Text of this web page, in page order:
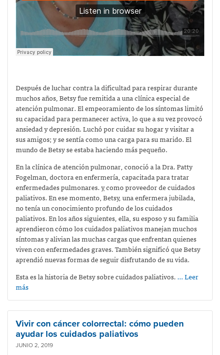
Después de luchar contra la dificultad para respirar durante
muchos años, Betsy fue remitida a una clínica especial de
atención pulmonar. El empeoramiento de los síntomas limitó
su capacidad para permanecer activa, lo que a su vez provocó
ansiedad y depresión. Luchó por cuidar su hogar y visitar a
sus amigos; y se sentía como una carga para su marido. El
mundo de Betsy se estaba haciendo más pequeño.
En la clínica de atención pulmonar, conoció a la Dra. Patty
Fogelman, doctora en enfermería, capacitada para tratar
enfermedades pulmonares.ycomo proveedor de cuidados
paliativos. En ese momento, Betsy, una enfermera jubilada,
no tenía un conocimiento profundo de los cuidados
paliativos. En los años siguientes, ella, su esposo y su familia
aprendieron cómo los cuidados paliativos manejan muchos
síntomas y alivian las muchas cargas que enfrentan quienes
viven con enfermedades graves. También significó que Betsy
aprendió nuevas formas de seguir disfrutando de su vida.
Esta es la historia de Betsy sobre cuidados paliativos. … Leer
más
Vivir con cáncer colorrectal: cómo pueden
ayudar los cuidados paliativos
JUNIO 2, 2019